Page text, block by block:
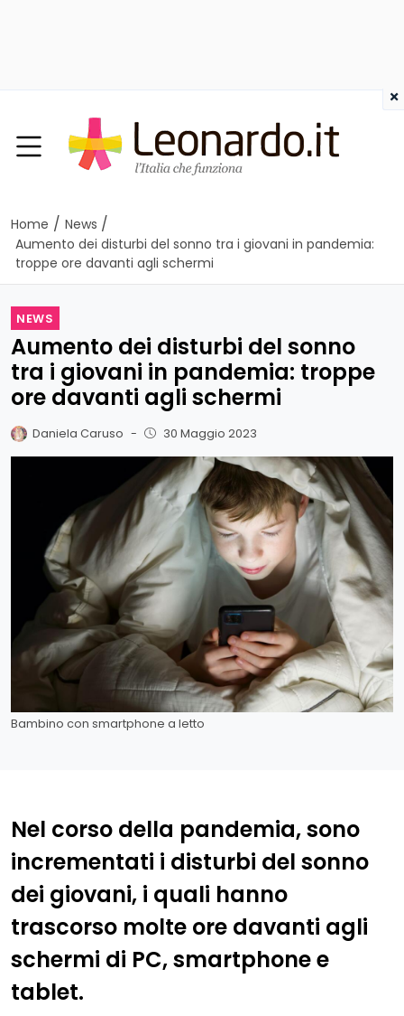
Home / News /
Aumento dei disturbi del sonno tra i giovani in pandemia:
troppe ore davanti agli schermi
NEWS
Aumento dei disturbi del sonno
tra i giovani in pandemia: troppe
ore davanti agli schermi
Daniela Caruso - 30 Maggio 2023
Bambino con smartphone a letto
Nel corso della pandemia, sono
incrementati i disturbi del sonno
dei giovani, i quali hanno
trascorso molte ore davanti agli
schermi di PC, smartphone e
tablet.
×